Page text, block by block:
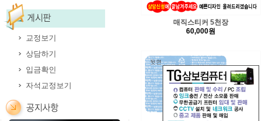
교정보기
상담하기
입금확인
자석교정보기
2020.05.12
김훈신경과의원-11절봉
미소요양병원(성민문화사...
매직스티커 5천장
60,000원